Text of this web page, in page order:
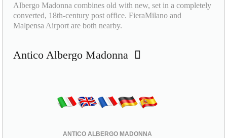
Albergo Madonna combines old with new, set in a completely
converted, 18th-century post office. FieraMilano and
Malpensa Airport are both nearby.
Antico Albergo Madonna
ANTICO ALBERGO MADONNA